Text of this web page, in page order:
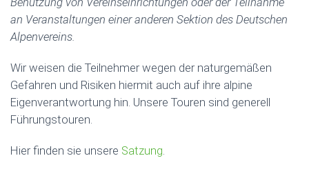
an Veranstaltungen einer anderen Sektion des Deutschen
Alpenvereins.
Wir weisen die Teilnehmer wegen der naturgemäßen
Gefahren und Risiken hiermit auch auf ihre alpine
Eigenverantwortung hin. Unsere Touren sind generell
Führungstouren.
Hier finden sie unsere Satzung.